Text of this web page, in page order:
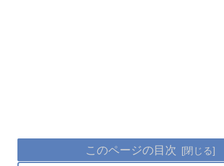
このページの目次